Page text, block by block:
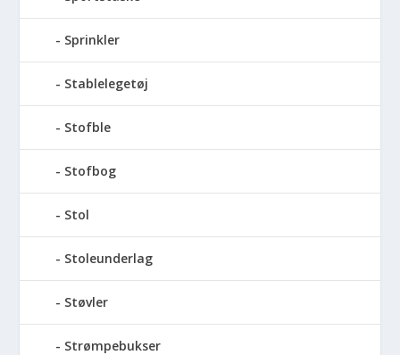
Sprinkler
Stablelegetøj
Stofble
Stofbog
Stol
Stoleunderlag
Støvler
Strømpebukser